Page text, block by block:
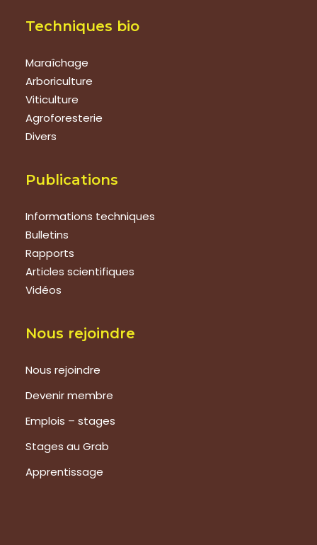
Techniques bio
Maraîchage
Arboriculture
Viticulture
Agroforesterie
Divers
Publications
Informations techniques
Bulletins
Rapports
Articles scientifiques
Vidéos
Nous rejoindre
Nous rejoindre
Devenir membre
Emplois – stages
Stages au Grab
Apprentissage